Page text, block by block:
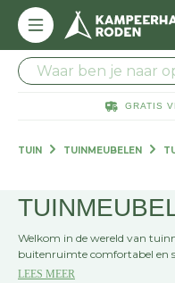
GRATIS
TUIN TUINMEUBELEN
Welkom in de wereld van
buitenruimte comfortabel en
perfecte plek voor
LEES MEER